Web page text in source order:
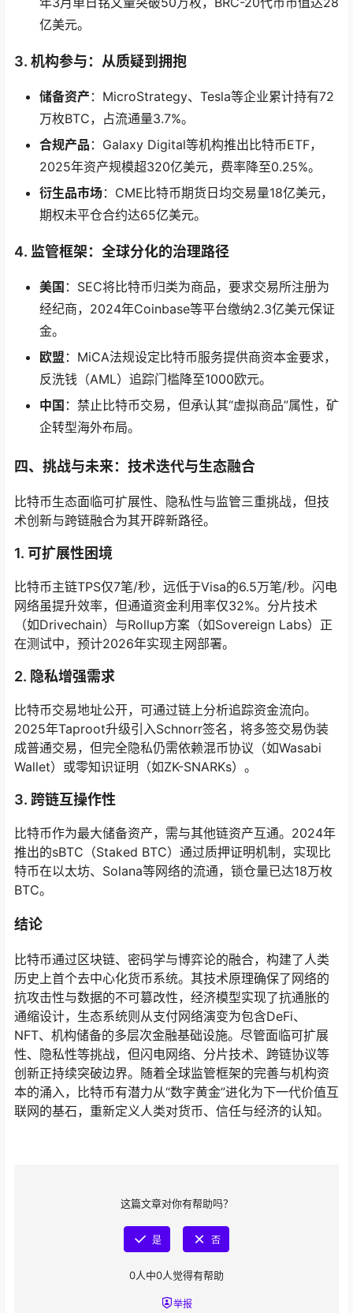
亿美元。
3. 机构参与：从质疑到拥抱
储备资产 ：MicroStrategy、Tesla等企业累计持有72
万枚BTC，占流通量3.7%。
合规产品 ：Galaxy Digital等机构推出比特币ETF，
2025年资产规模超320亿美元，费率降至0.25%。
衍生品市场：CME比特币期货日均交易量18亿美元，
期权未平仓合约达65亿美元。
4. 监管框架：全球分化的治理路径
美国 ：SEC将比特币归类为商品，要求交易所注册为
经纪商，2024年Coinbase等平台缴纳2.3亿美元保证
金。
欧盟 ：MiCA法规设定比特币服务提供商资本金要求，
反洗钱（AML）追踪门槛降至1000欧元。
中国 ：禁止比特币交易，但承认其“虚拟商品”属性，矿
企转型海外布局。
四、挑战与未来：技术迭代与生态融合
比特币生态面临可扩展性、隐私性与监管三重挑战，但技
术创新与跨链融合为其开辟新路径。
1. 可扩展性困境
比特币主链TPS仅7笔/秒，远低于Visa的6.5万笔/秒。闪电
网络虽提升效率，但通道资金利用率仅32%。分片技术
（如Drivechain）与Rollup方案（如Sovereign Labs）正
在测试中，预计2026年实现主网部署。
2. 隐私增强需求
比特币交易地址公开，可通过链上分析追踪资金流向。
2025年Taproot升级引入Schnorr签名，将多签交易伪装
成普通交易，但完全隐私仍需依赖混币协议（如Wasabi
Wallet）或零知识证明（如ZK-SNARKs）。
3. 跨链互操作性
比特币作为最大储备资产，需与其他链资产互通。2024年
推出的sBTC（Staked BTC）通过质押证明机制，实现比
特币在以太坊、Solana等网络的流通，锁仓量已达18万枚
BTC。
结论
比特币通过区块链、密码学与博弈论的融合，构建了人类
历史上首个去中心化货币系统。其技术原理确保了网络的
抗攻击性与数据的不可篡改性，经济模型实现了抗通胀的
通缩设计，生态系统则从支付网络演变为包含DeFi、
NFT、机构储备的多层次金融基础设施。尽管面临可扩展
性、隐私性等挑战，但闪电网络、分片技术、跨链协议等
创新正持续突破边界。随着全球监管框架的完善与机构资
本的涌入，比特币有潜力从“数字黄金”进化为下一代价值互
联网的基石，重新定义人类对货币、信任与经济的认知。
这篇文章对你有帮助吗？
是 否
0人中0人觉得有帮助
举报